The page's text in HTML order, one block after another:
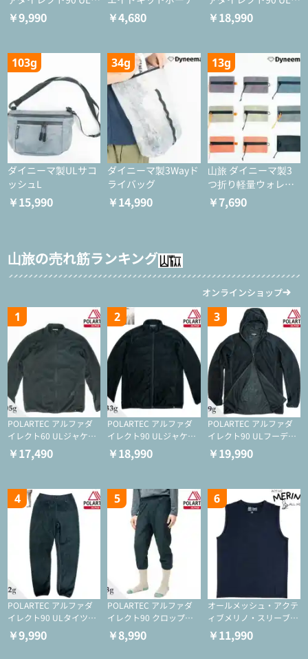
イツ
￥9,990 ￥4,680
ャケット
￥18,990
103g
ダイニーマ製ULサコ
ッシュL
￥15,990
34g
ダイニーマ製3Wayド
ライバッグ
￥14,990
13g
山旅 ダイニーマ製3
つ折り軽量ウォレッ
ト
￥7,690
山旅の売れ筋ランキング
オンラインショップ
1
POLARTEC アルファダ
イレクト60 ULジャケッ
ト（登山/ミドルレイヤ
ー/化繊ジャケット）
￥17,490
2
POLARTEC アルファダ
イレクト90 ULジャケッ
ト（アクティブインサレ
ーション/ミドルレイヤ
￥18,990
3
POLARTEC アルファダ
イレクト90 ULフーディ
（アクティブインサレー
ション/ミドルレイヤー/
￥19,990
4
POLARTEC アルファダ
イレクト90 ULタイツ
（アクティブインサレー
ション/テント泊用パジ
￥9,990
5
POLARTEC アルファダ
イレクト90 クロップド
ULタイツ（アクティブ
インサレーション/テン
￥8,990
6
オールメッシュ・アクテ
ィブメリノ・スリーブレ
ス
￥11,990